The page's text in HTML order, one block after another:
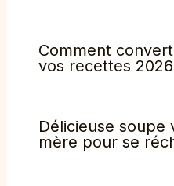
Comment
vos recettes 2026
Délicieuse soupe
mère pour se